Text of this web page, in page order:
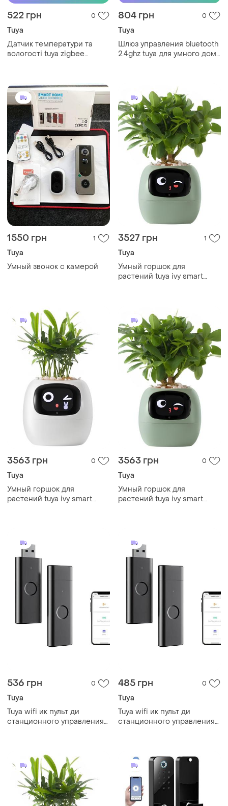
522 грн 0
Tuya
Датчик температури та
вологості tuya zigbee
804 грн 0
Tuya
Шлюз управления bluetooth
2.4ghz tuya для умного дома
1550 грн 1
Tuya
Умный звонок с камерой
3527 грн 1
Tuya
Умный горшок для
растений tuya ivy smart
3563 грн 0
Tuya
Умный горшок для
растений tuya ivy smart
3563 грн 0
Tuya
Умный горшок для
растений tuya ivy smart
536 грн 0
Tuya
Tuya wifi ик пульт ди
станционного управления
485 грн 0
Tuya
Tuya wifi ик пульт ди
станционного управления